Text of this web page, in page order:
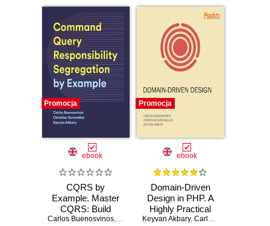
Promocja
ebook
CQRS by
Example. Master
CQRS: Build
Efficient and
Carlos Buenosvinos, Christian Soronellas,Keyvan Akbary
Promocja
ebook
Domain-Driven
Design in PHP. A
Highly Practical
Guide
Keyvan Akbary, Carlos Buenosvinos